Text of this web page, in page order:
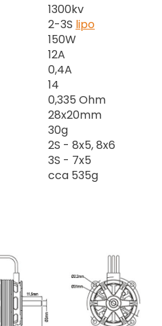
1300kv
2-3S lipo
150W
12A
0,4A
14
0,335 Ohm
28x20mm
30g
2S - 8x5, 8x6
3S - 7x5
cca 535g